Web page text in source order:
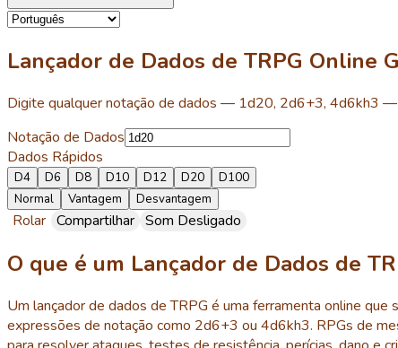
Lançador de Dados de TRPG Online
Digite qualquer notação de dados — 1d20, 2d6+3, 4d6kh3 —
Notação de Dados
Dados Rápidos
D4 D6 D8 D10 D12 D20
D100
Normal
Vantagem Desvantagem
Rolar Compartilhar Som Desligado
O que é um Lançador de Dados de
Um lançador de dados de TRPG é uma ferramenta online
expressões de notação como 2d6+3 ou 4d6kh3. RPGs de